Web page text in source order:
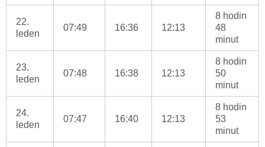
22.
leden
07:49 16:36 12:13
8 hodin
48
minut
23.
leden
07:48 16:38 12:13
8 hodin
50
minut
24.
leden
07:47 16:40 12:13
8 hodin
53
minut